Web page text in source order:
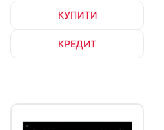
КУПИТИ
КРЕДИТ